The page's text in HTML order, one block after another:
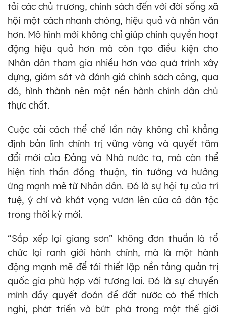
tải các chủ trương, chính sách đến với đời sống xã
hội một cách nhanh chóng, hiệu quả và nhân văn
hơn. Mô hình mới không chỉ giúp chính quyền hoạt
động hiệu quả hơn mà còn tạo điều kiện cho
Nhân dân tham gia nhiều hơn vào quá trình xây
dựng, giám sát và đánh giá chính sách công, qua
đó, hình thành nên một nền hành chính dân chủ
thực chất.
Cuộc cải cách thể chế lần này không chỉ khẳng
định bản lĩnh chính trị vững vàng và quyết tâm
đổi mới của Đảng và Nhà nước ta, mà còn thể
hiện tinh thần đồng thuận, tin tưởng và hưởng
ứng mạnh mẽ từ Nhân dân. Đó là sự hội tụ của trí
tuệ, ý chí và khát vọng vươn lên của cả dân tộc
trong thời kỳ mới.
“Sắp xếp lại giang sơn” không đơn thuần là tổ
chức lại ranh giới hành chính, mà là một hành
động mạnh mẽ để tái thiết lập nền tảng quản trị
quốc gia phù hợp với tương lai. Đó là sự chuyển
mình đầy quyết đoán để đất nước có thể thích
nghi, phát triển và bứt phá trong một thế giới